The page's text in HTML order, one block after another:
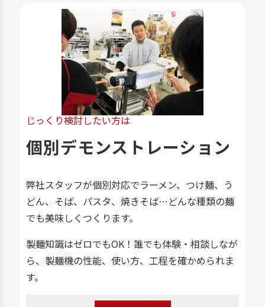
じっくり検討したい方は
個別デモンストレーション
弊社スタッフが個別対応でラーメン、つけ麺、う
どん、そば、パスタ、焼きそば…どんな種類の麺
でも美味しくつくります。
製麺知識はゼロでもOK！誰でも体験・相談しなが
ら、製麺機の性能、使い方、工程を確かめられま
す。